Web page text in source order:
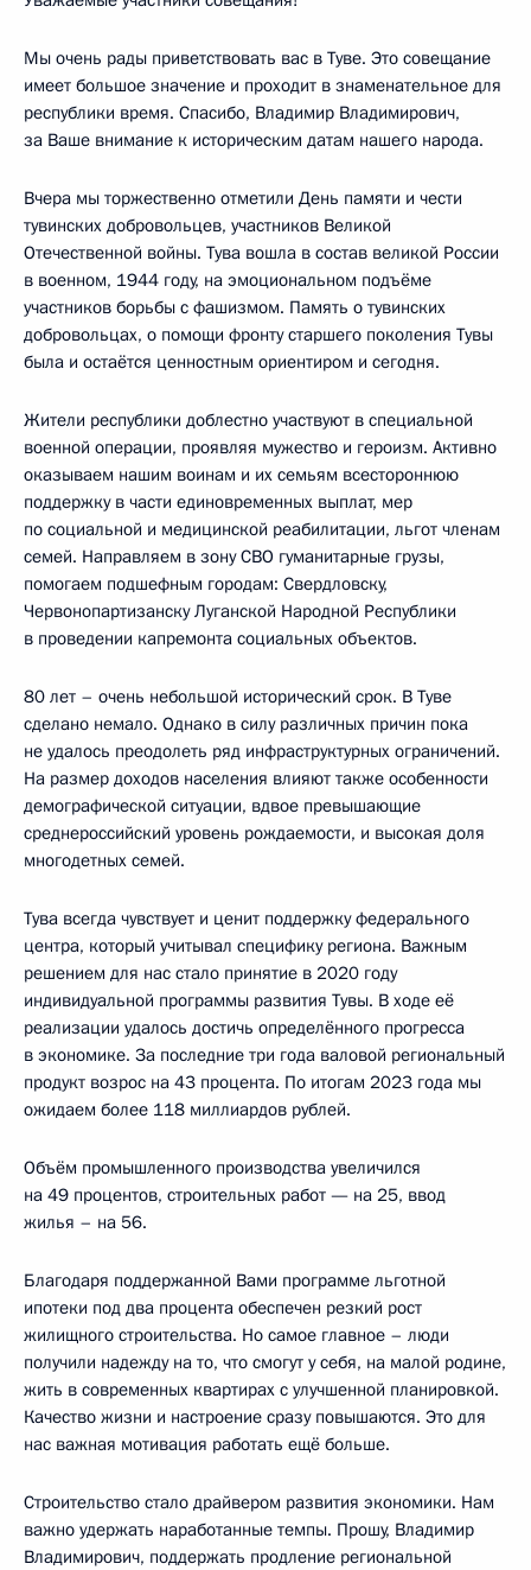
Мы очень рады приветствовать вас в Туве. Это совещание
имеет большое значение и проходит в знаменательное для
республики время. Спасибо, Владимир Владимирович,
за Ваше внимание к историческим датам нашего народа.
Вчера мы торжественно отметили День памяти и чести
тувинских добровольцев, участников Великой
Отечественной войны. Тува вошла в состав великой России
в военном, 1944 году, на эмоциональном подъёме
участников борьбы с фашизмом. Память о тувинских
добровольцах, о помощи фронту старшего поколения Тувы
была и остаётся ценностным ориентиром и сегодня.
Жители республики доблестно участвуют в специальной
военной операции, проявляя мужество и героизм. Активно
оказываем нашим воинам и их семьям всестороннюю
поддержку в части единовременных выплат, мер
по социальной и медицинской реабилитации, льгот членам
семей. Направляем в зону СВО гуманитарные грузы,
помогаем подшефным городам: Свердловску,
Червонопартизанску Луганской Народной Республики
в проведении капремонта социальных объектов.
80 лет – очень небольшой исторический срок. В Туве
сделано немало. Однако в силу различных причин пока
не удалось преодолеть ряд инфраструктурных ограничений.
На размер доходов населения влияют также особенности
демографической ситуации, вдвое превышающие
среднероссийский уровень рождаемости, и высокая доля
многодетных семей.
Тува всегда чувствует и ценит поддержку федерального
центра, который учитывал специфику региона. Важным
решением для нас стало принятие в 2020 году
индивидуальной программы развития Тувы. В ходе её
реализации удалось достичь определённого прогресса
в экономике. За последние три года валовой региональный
продукт возрос на 43 процента. По итогам 2023 года мы
ожидаем более 118 миллиардов рублей.
Объём промышленного производства увеличился
на 49 процентов, строительных работ — на 25, ввод
жилья – на 56.
Благодаря поддержанной Вами программе льготной
ипотеки под два процента обеспечен резкий рост
жилищного строительства. Но самое главное – люди
получили надежду на то, что смогут у себя, на малой родине,
жить в современных квартирах с улучшенной планировкой.
Качество жизни и настроение сразу повышаются. Это для
нас важная мотивация работать ещё больше.
Строительство стало драйвером развития экономики. Нам
важно удержать наработанные темпы. Прошу, Владимир
Владимирович, поддержать продление региональной